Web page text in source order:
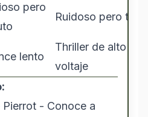
pero
Ruidoso pero
lento
Thriller de alto
voltaje
Pierrot - Conoce a